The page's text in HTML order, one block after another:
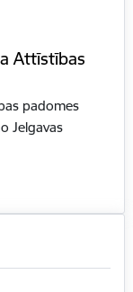
Attīstības
padomes
Jelgavas